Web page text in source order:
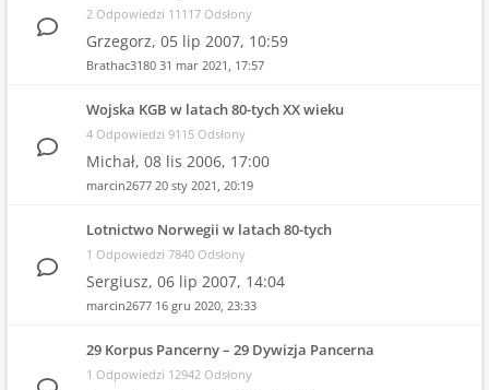
2 Odpowiedzi 11117 Odsłony
Grzegorz, 05 lip 2007, 10:59
Brathac3180 31 mar 2021, 17:57
Wojska KGB w latach 80-tych XX wieku
4 Odpowiedzi 9115 Odsłony
Michał, 08 lis 2006, 17:00
marcin2677 20 sty 2021, 20:19
Lotnictwo Norwegii w latach 80-tych
1 Odpowiedzi 7840 Odsłony
Sergiusz, 06 lip 2007, 14:04
marcin2677 16 gru 2020, 23:33
29 Korpus Pancerny – 29 Dywizja Pancerna
1 Odpowiedzi 12942 Odsłony